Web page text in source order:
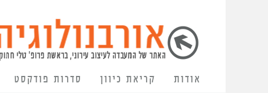
אודות קריאת כיוון סדרות פודקסט